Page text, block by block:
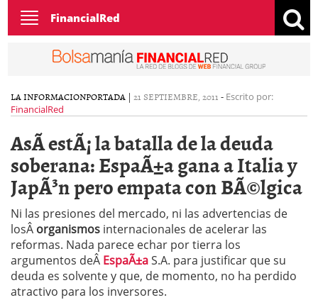
Toggle
navigation
FinancialRed
LA INFORMACIONPORTADA | 21 SEPTIEMBRE, 2011 - Escrito por:
FinancialRed
AsÃ­ estÃ¡ la batalla de la deuda
soberana: EspaÃ±a gana a Italia y
JapÃ³n pero empata con BÃ©lgica
Ni las presiones del mercado, ni las advertencias de
losÂ organismos internacionales de acelerar las
reformas. Nada parece echar por tierra los
argumentos deÂ EspaÃ±aS.A. para justificar que su
deuda es solvente y que, de momento, no ha perdido
atractivo para los inversores.